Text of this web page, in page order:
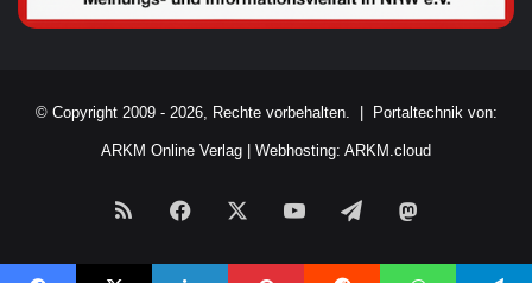
© Copyright 2009 - 2026, Rechte vorbehalten. | Portaltechnik von:
ARKM Online Verlag Webhosting: ARKM.cloud
RSS Facebook YouTubeTelegram